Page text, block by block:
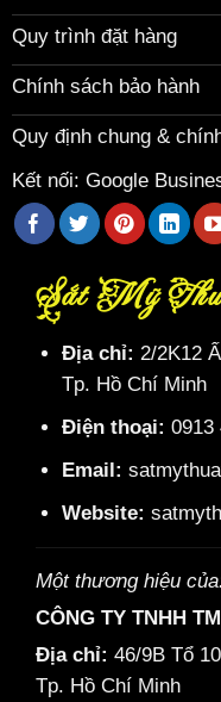
Quy trình đặt hàng
Chính sách bảo hành
Quy định chung &
Kết nối: Google
Sắt Mỹ
Địa chỉ: 2/2K12
Tp. Hồ Chí Minh
Điện thoại: 0913
Email:
Website:
Một thương hiệu
CÔNG TY TNHH
Địa chỉ: 46/9B Tổ
Tp. Hồ Chí Minh